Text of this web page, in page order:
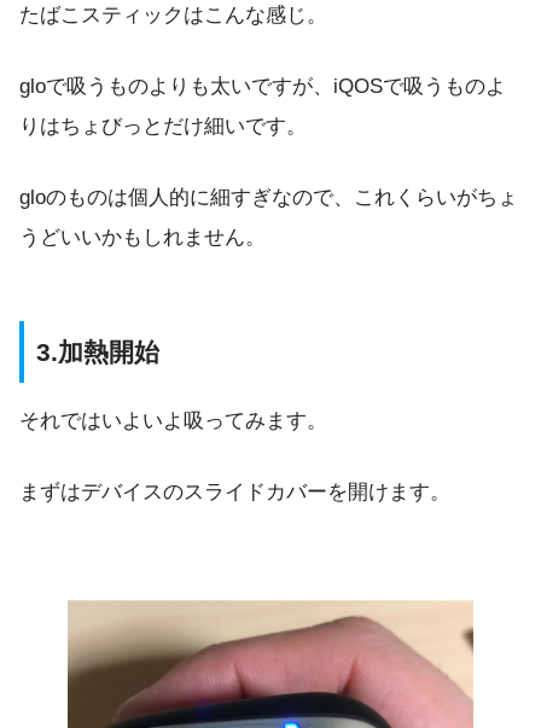
たばこスティックはこんな感じ。
gloで吸うものよりも太いですが、iQOSで吸うものよ
りはちょびっとだけ細いです。
gloのものは個人的に細すぎなので、これくらいがちょ
うどいいかもしれません。
3.加熱開始
それではいよいよ吸ってみます。
まずはデバイスのスライドカバーを開けます。